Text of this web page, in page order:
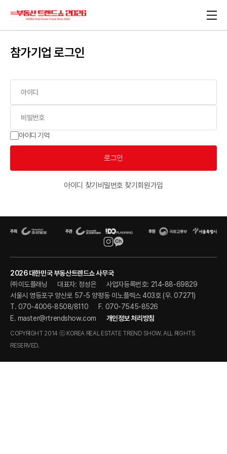
참가기업 로그인
아이디 기억
로그인
아이디 찾기 비밀번호 찾기 회원가입
2026 대한민국 부동산트렌드쇼 사무국
㈜이도플래닝
대표자: 정성은
사업자등록번호: 214-88-69829
서울시 영등포구 양산로 57-5 양평동 이노플렉스 403호 (우. 07271)
T. 070-4006-8508/8110
F. 070-7545-8526
E. master@rtrendshow.com 개인정보 처리방침
COPYRIGHT 2014 ⓒ KOREA REAL ESTATE TREND SHOW. ALL RIGHTS
RESERVED.